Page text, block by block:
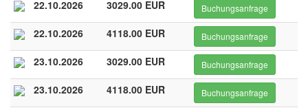
22.10.2026 3029.00 EUR Buchungsanfrage
22.10.2026 4118.00 EUR Buchungsanfrage
23.10.2026 3029.00 EUR Buchungsanfrage
23.10.2026 4118.00 EUR Buchungsanfrage